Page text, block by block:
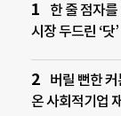
한 줄 점자
시장 두드린 ‘닷’
버릴 뻔한
온 사회적기업